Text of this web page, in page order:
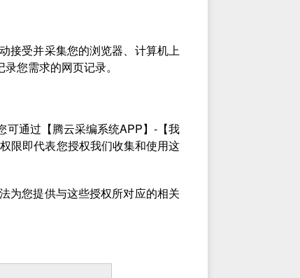
接受并采集您的浏览器、计算机上
您需求的网页记录。
可通过【腾云采编系统APP】-【我
限即代表您授权我们收集和使用这
为您提供与这些授权所对应的相关